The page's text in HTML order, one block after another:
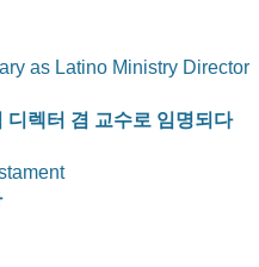
as Latino Ministry Director
디렉터 겸 교수로 임명되다